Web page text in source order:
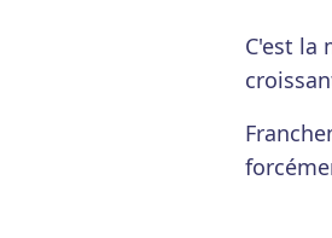
C'est la